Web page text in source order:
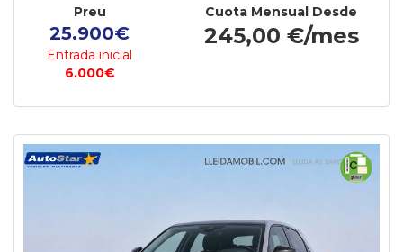
Preu
25.900€
Entrada inicial
6.000€
Cuota Mensual Desde
245,00 €/mes